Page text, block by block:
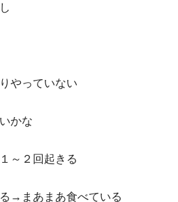
やっていない
かな
～２回起きる
→まあまあ食べている